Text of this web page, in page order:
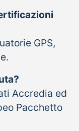
GPS,
Accredia ed
Pacchetto